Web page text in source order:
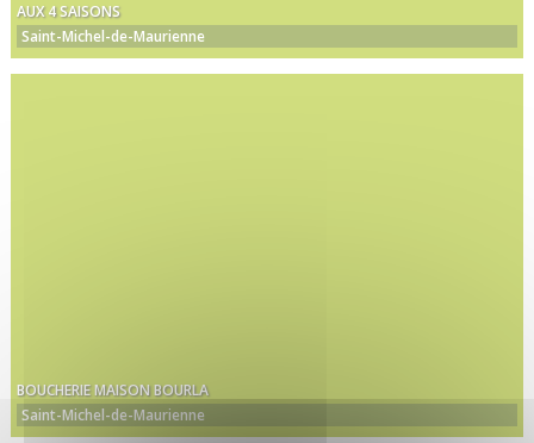
AUX 4 SAISONS
Saint-Michel-de-Maurienne
BOUCHERIE MAISON BOURLA
Saint-Michel-de-Maurienne